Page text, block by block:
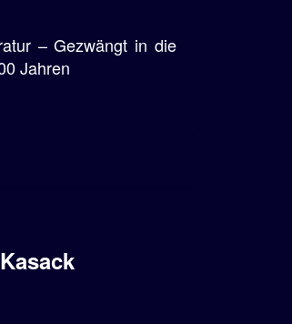
– Gezwängt in die
Jahren